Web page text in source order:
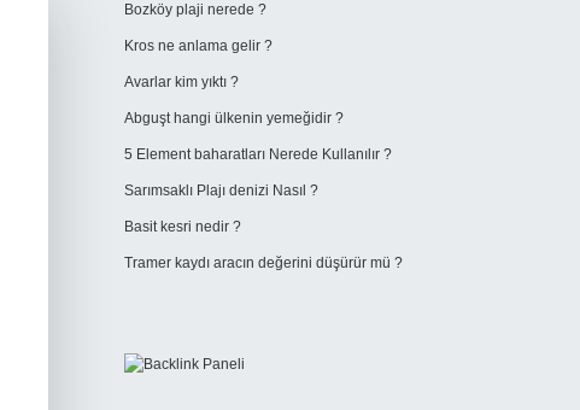
Bozköy plaji nerede ?
Kros ne anlama gelir ?
Avarlar kim yıktı ?
Abguşt hangi ülkenin yemeğidir ?
5 Element baharatları Nerede Kullanılır ?
Sarımsaklı Plajı denizi Nasıl ?
Basit kesri nedir ?
Tramer kaydı aracın değerini düşürür mü ?